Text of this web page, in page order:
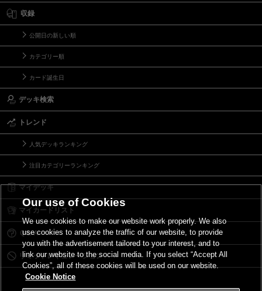
収録
公開日の新しい順
カテゴリー順
カード誕生日
デッキ検索
トレンド
人気デッキランキング
注目カテゴリーランキング
マイデッキ
マイカードリスト
Ｑ＆Ａ
リミットレギュレーション
Our use of Cookies
We use cookies to make our website work properly. We also
use cookies to analyze the traffic of our website, to provide
you with the advertisement tailored to your interest, and to
link our website to the social media. If you select “Accept All
Cookies”, all of these cookies will be used on our website.
Cookie Notice